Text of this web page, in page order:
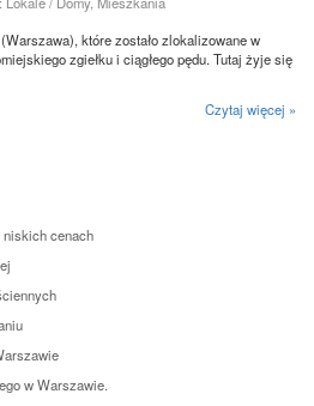
które zostało zlokalizowane w
zgiełku i ciągłego pędu. Tutaj żyje się
Czytaj więcej »
cenach
w Warszawie.